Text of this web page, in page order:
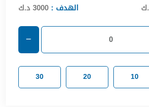
الهدف : 3000 د.ك
10
20
30